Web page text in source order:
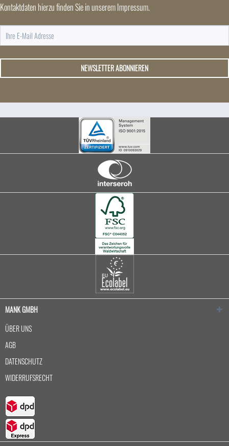
Kontaktdaten hierzu finden Sie in unserem Impressum.
NEWSLETTER ABONNIEREN
MANK GMBH
ÜBER UNS
AGB
DATENSCHUTZ
WIDERRUFSRECHT